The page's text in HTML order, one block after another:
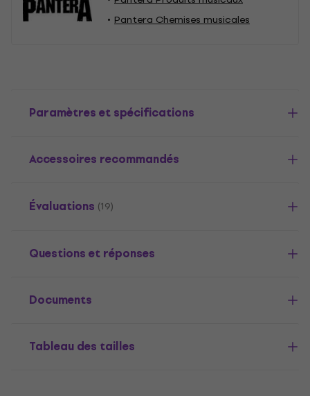
Pantera Chemises musicales
Paramètres et spécifications
Accessoires recommandés
Évaluations (19)
Questions et réponses
Documents
Tableau des tailles